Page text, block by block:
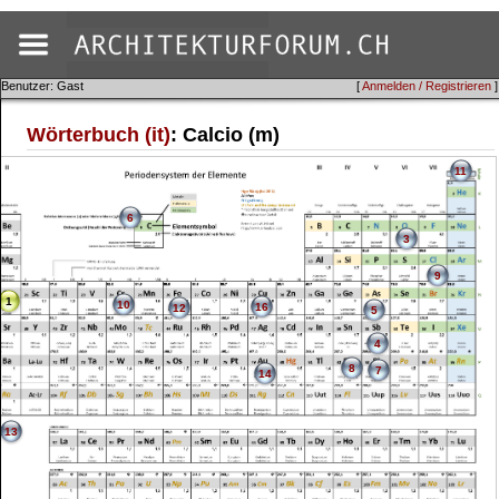
[Anmelden / Registrieren ]
Benutzer: Gast
Wörterbuch (it): Calcio (m)
1
3
4
5
6
7
8
9
10
11
12
13
14
16